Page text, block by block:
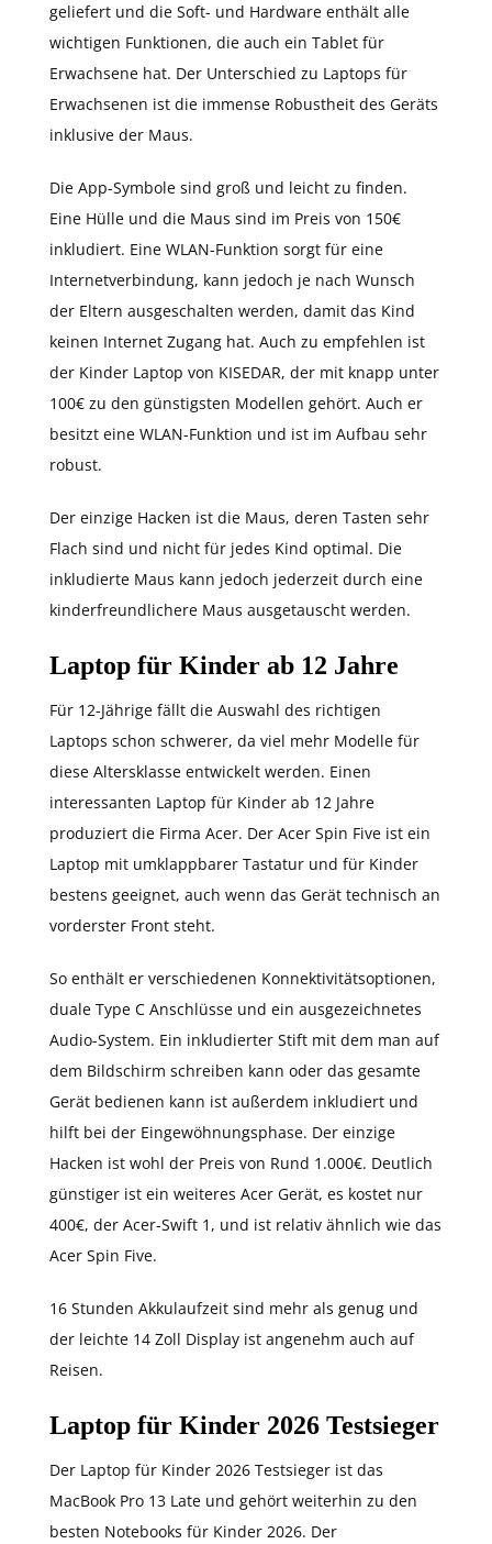
geliefert und die Soft- und Hardware enthält alle
wichtigen Funktionen, die auch ein Tablet für
Erwachsene hat. Der Unterschied zu Laptops für
Erwachsenen ist die immense Robustheit des Geräts
inklusive der Maus.
Die App-Symbole sind groß und leicht zu finden.
Eine Hülle und die Maus sind im Preis von 150€
inkludiert. Eine WLAN-Funktion sorgt für eine
Internetverbindung, kann jedoch je nach Wunsch
der Eltern ausgeschalten werden, damit das Kind
keinen Internet Zugang hat. Auch zu empfehlen ist
der Kinder Laptop von KISEDAR, der mit knapp unter
100€ zu den günstigsten Modellen gehört. Auch er
besitzt eine WLAN-Funktion und ist im Aufbau sehr
robust.
Der einzige Hacken ist die Maus, deren Tasten sehr
Flach sind und nicht für jedes Kind optimal. Die
inkludierte Maus kann jedoch jederzeit durch eine
kinderfreundlichere Maus ausgetauscht werden.
Laptop für Kinder ab 12 Jahre
Für 12-Jährige fällt die Auswahl des richtigen
Laptops schon schwerer, da viel mehr Modelle für
diese Altersklasse entwickelt werden. Einen
interessanten Laptop für Kinder ab 12 Jahre
produziert die Firma Acer. Der Acer Spin Five ist ein
Laptop mit umklappbarer Tastatur und für Kinder
bestens geeignet, auch wenn das Gerät technisch an
vorderster Front steht.
So enthält er verschiedenen Konnektivitätsoptionen,
duale Type C Anschlüsse und ein ausgezeichnetes
Audio-System. Ein inkludierter Stift mit dem man auf
dem Bildschirm schreiben kann oder das gesamte
Gerät bedienen kann ist außerdem inkludiert und
hilft bei der Eingewöhnungsphase. Der einzige
Hacken ist wohl der Preis von Rund 1.000€. Deutlich
günstiger ist ein weiteres Acer Gerät, es kostet nur
400€, der Acer-Swift 1, und ist relativ ähnlich wie das
Acer Spin Five.
16 Stunden Akkulaufzeit sind mehr als genug und
der leichte 14 Zoll Display ist angenehm auch auf
Reisen.
Laptop für Kinder 2026 Testsieger
Der Laptop für Kinder 2026 Testsieger ist das
MacBook Pro 13 Late und gehört weiterhin zu den
besten Notebooks für Kinder 2026. Der